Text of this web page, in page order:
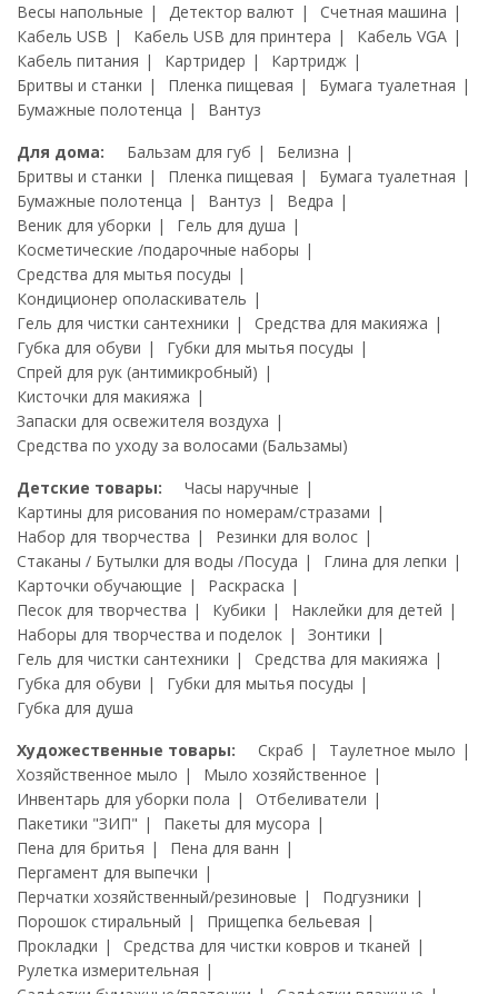
Весы напольные
Детектор валют
Счетная машина
Кабель USB
Кабель USB для принтера
Кабель VGA
Кабель питания
Картридер
Картридж
Бритвы и станки
Пленка пищевая
Бумага туалетная
Бумажные полотенца
Вантуз
Для дома:
Бальзам для губ
Белизна
Бритвы и станки
Пленка пищевая
Бумага туалетная
Бумажные полотенца
Вантуз
Ведра
Веник для уборки
Гель для душа
Косметические /подарочные наборы
Средства для мытья посуды
Кондиционер ополаскиватель
Гель для чистки сантехники
Средства для макияжа
Губка для обуви
Губки для мытья посуды
Спрей для рук (антимикробный)
Кисточки для макияжа
Запаски для освежителя воздуха
Средства по уходу за волосами (Бальзамы)
Детские товары:
Часы наручные
Картины для рисования по номерам/стразами
Набор для творчества
Резинки для волос
Стаканы / Бутылки для воды /Посуда
Глина для лепки
Карточки обучающие
Раскраска
Песок для творчества
Кубики
Наклейки для детей
Наборы для творчества и поделок
Зонтики
Гель для чистки сантехники
Средства для макияжа
Губка для обуви
Губки для мытья посуды
Губка для душа
Художественные товары:
Скраб
Таулетное мыло
Хозяйственное мыло
Мыло хозяйственное
Инвентарь для уборки пола
Отбеливатели
Пакетики "ЗИП"
Пакеты для мусора
Пена для бритья
Пена для ванн
Пергамент для выпечки
Перчатки хозяйственный/резиновые
Подгузники
Порошок стиральный
Прищепка бельевая
Прокладки
Средства для чистки ковров и тканей
Рулетка измерительная